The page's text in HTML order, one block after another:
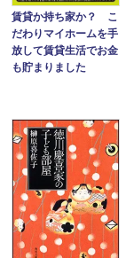
賃貸か持ち家か？ こ
だわりマイホームを手
放して賃貸生活でお金
も貯まりました